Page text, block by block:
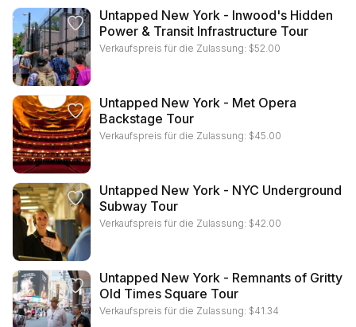
Untapped New York - Inwood's Hidden
Power & Transit Infrastructure Tour
Verkaufspreis für die Zulassung: $52.00
Untapped New York - Met Opera
Backstage Tour
Verkaufspreis für die Zulassung: $45.00
Untapped New York - NYC Underground
Subway Tour
Verkaufspreis für die Zulassung: $42.00
Untapped New York - Remnants of Gritty
Old Times Square Tour
Verkaufspreis für die Zulassung: $41.34